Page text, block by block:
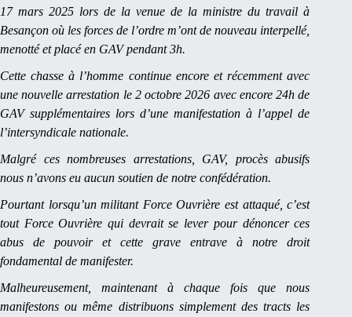
17 mars 2025 lors de la venue de la ministre du travail à
Besançon où les forces de l’ordre m’ont de nouveau interpellé,
menotté et placé en GAV pendant 3h.
Cette chasse à l’homme continue encore et récemment avec
une nouvelle arrestation le 2 octobre 2026 avec encore 24h de
GAV supplémentaires lors d’une manifestation à l’appel de
l’intersyndicale nationale.
Malgré ces nombreuses arrestations, GAV, procès abusifs
nous n’avons eu aucun soutien de notre confédération.
Pourtant lorsqu’un militant Force Ouvrière est attaqué, c’est
tout Force Ouvrière qui devrait se lever pour dénoncer ces
abus de pouvoir et cette grave entrave à notre droit
fondamental de manifester.
Malheureusement, maintenant à chaque fois que nous
manifestons ou même distribuons simplement des tracts les